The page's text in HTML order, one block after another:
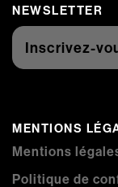
NEWSLETTER
Inscrivez-
MENTIONS
Mentions
Politique de